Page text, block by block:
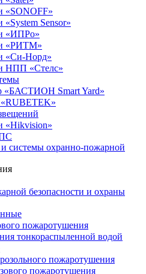
«SONOFF»
Sensor»
«ИПРо»
«РИТМ»
«Си-Норд»
НПП «Стелс»
«БАСТИОН Smart Yard»
«Hikvision»
и системы охранно-пожарной
безопасности и охраны
пожаротушения
тонкораспыленной водой
пожаротушения
пожаротушения